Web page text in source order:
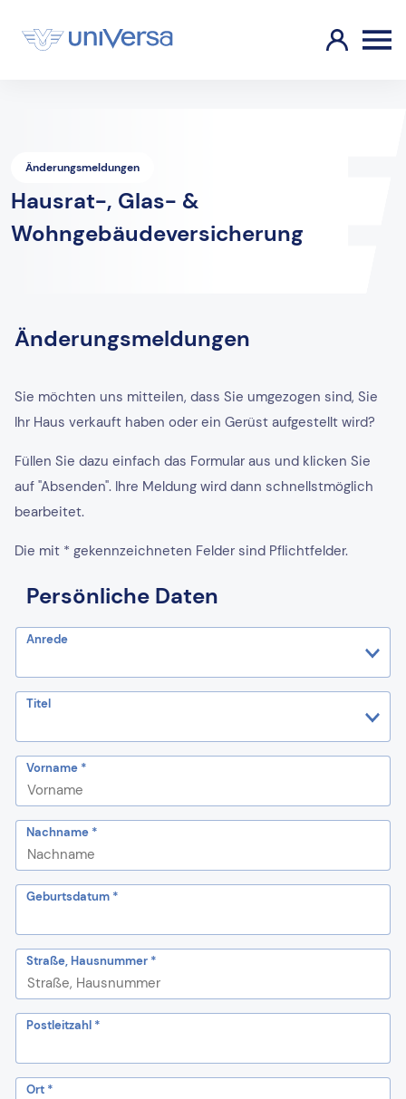
Änderungsmeldungen
Hausrat-, Glas- &
Wohngebäudeversicherung
Änderungsmeldungen
Sie möchten uns mitteilen, dass Sie umgezogen sind, Sie
Ihr Haus verkauft haben oder ein Gerüst aufgestellt wird?
Füllen Sie dazu einfach das Formular aus und klicken Sie
auf "Absenden". Ihre Meldung wird dann schnellstmöglich
bearbeitet.
Die mit * gekennzeichneten Felder sind Pflichtfelder.